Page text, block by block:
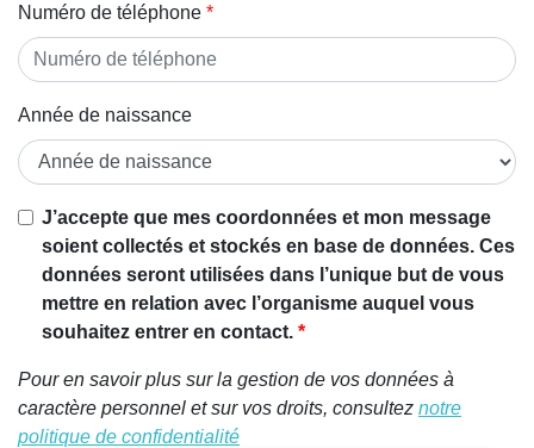
Numéro de téléphone
Année de naissance
J’accepte que mes coordonnées et mon message
soient collectés et stockés en base de données. Ces
données seront utilisées dans l’unique but de vous
mettre en relation avec l’organisme auquel vous
souhaitez entrer en contact.
Pour en savoir plus sur la gestion de vos données à
caractère personnel et sur vos droits, consultez notre
politique de confidentialité